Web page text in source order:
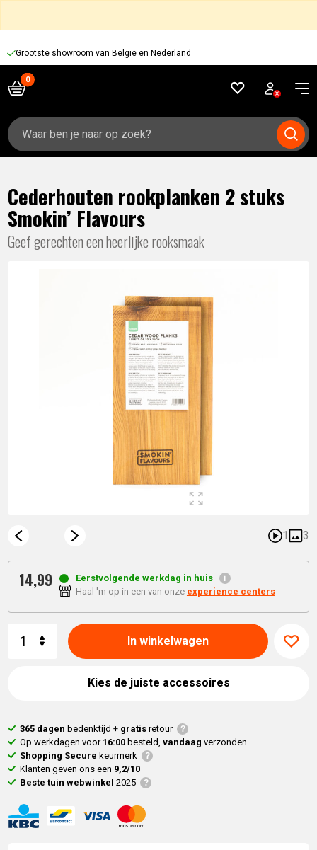
Grootste showroom van België en Nederland
Zoeken
naar:
Cederhouten rookplanken 2 stuks
Smokin’ Flavours
Geef gerechten een heerlijke rooksmaak
1 3
14,99
Eerstvolgende werkdag in huis
Haal 'm op in een van onze experience centers
In winkelwagen
Kies de juiste accessoires
365 dagen bedenktijd + gratisretour
Op werkdagen voor 16:00 besteld,vandaag verzonden
Shopping Secure keurmerk
Klanten geven ons een 9,2/10
Beste tuin webwinkel 2025